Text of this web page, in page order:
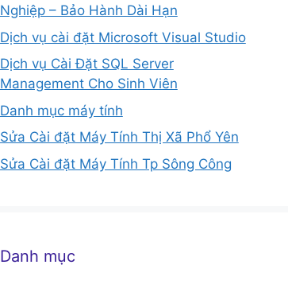
Nghiệp – Bảo Hành Dài Hạn
Dịch vụ cài đặt Microsoft Visual Studio
Dịch vụ Cài Đặt SQL Server
Management Cho Sinh Viên
Danh mục máy tính
Sửa Cài đặt Máy Tính Thị Xã Phổ Yên
Sửa Cài đặt Máy Tính Tp Sông Công
Danh mục